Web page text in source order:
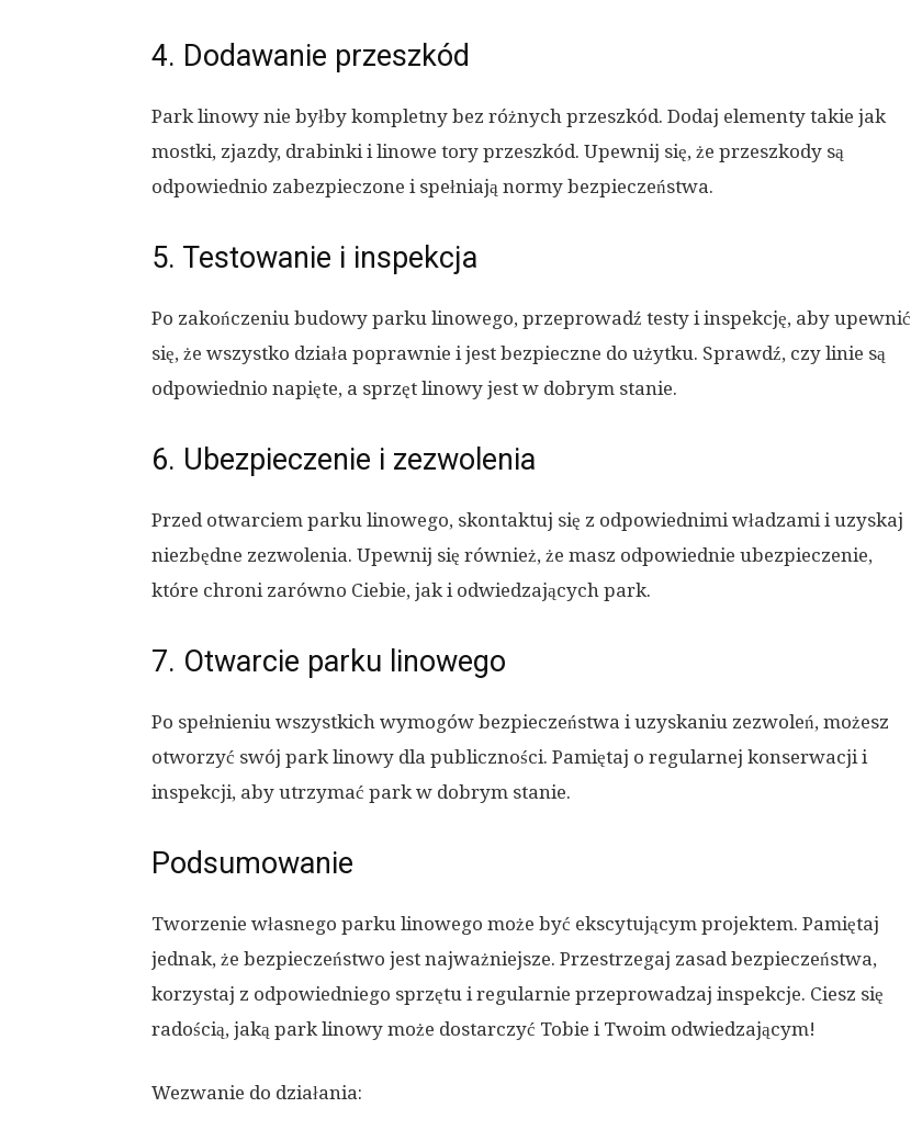
4. Dodawanie przeszkód
Park linowy nie byłby kompletny bez różnych przeszkód. Dodaj elementy takie jak
mostki, zjazdy, drabinki i linowe tory przeszkód. Upewnij się, że przeszkody są
odpowiednio zabezpieczone i spełniają normy bezpieczeństwa.
5. Testowanie i inspekcja
Po zakończeniu budowy parku linowego, przeprowadź testy i inspekcję, aby upewnić
się, że wszystko działa poprawnie i jest bezpieczne do użytku. Sprawdź, czy linie są
odpowiednio napięte, a sprzęt linowy jest w dobrym stanie.
6. Ubezpieczenie i zezwolenia
Przed otwarciem parku linowego, skontaktuj się z odpowiednimi władzami i uzyskaj
niezbędne zezwolenia. Upewnij się również, że masz odpowiednie ubezpieczenie,
które chroni zarówno Ciebie, jak i odwiedzających park.
7. Otwarcie parku linowego
Po spełnieniu wszystkich wymogów bezpieczeństwa i uzyskaniu zezwoleń, możesz
otworzyć swój park linowy dla publiczności. Pamiętaj o regularnej konserwacji i
inspekcji, aby utrzymać park w dobrym stanie.
Podsumowanie
Tworzenie własnego parku linowego może być ekscytującym projektem. Pamiętaj
jednak, że bezpieczeństwo jest najważniejsze. Przestrzegaj zasad bezpieczeństwa,
korzystaj z odpowiedniego sprzętu i regularnie przeprowadzaj inspekcje. Ciesz się
radością, jaką park linowy może dostarczyć Tobie i Twoim odwiedzającym!
Wezwanie do działania: